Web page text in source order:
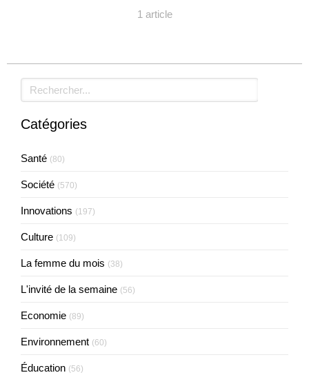
1 article
Rechercher
Catégories
Santé (80)
Société (570)
Innovations (197)
Culture (109)
La femme du mois (38)
L'invité de la semaine (56)
Economie (89)
Environnement (60)
Éducation (56)